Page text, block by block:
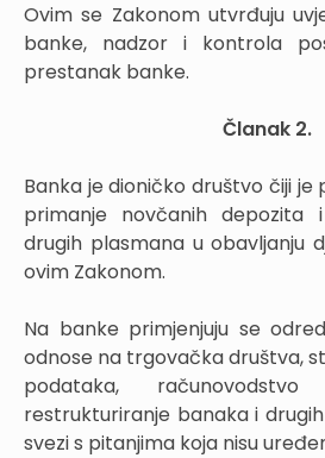
Ovim se Zakonom utvrđuju
banke, nadzor i kontrola
prestanak banke.
Članak 2.
Banka je dioničko društvo čiji
primanje novčanih
drugih plasmana u obavljanju
ovim Zakonom.
Na banke primjenjuju se
odnose na trgovačka društva,
podataka,
restrukturiranje banaka i
svezi s pitanjima koja nisu